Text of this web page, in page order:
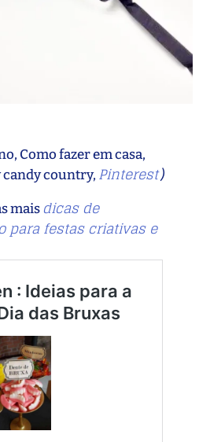
Como fazer em casa,
country, Pinterest)
mais dicas de
para festas criativas e